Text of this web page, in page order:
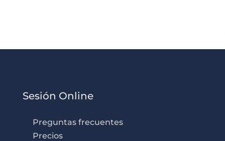
Sesión Online
Preguntas frecuentes
Precios